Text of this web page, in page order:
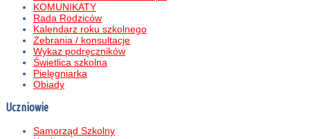
KOMUNIKATY
Rada Rodziców
Kalendarz roku szkolnego
Zebrania / konsultacje
Wykaz podręczników
Świetlica szkolna
Pielęgniarka
Obiady
Uczniowie
Samorząd Szkolny